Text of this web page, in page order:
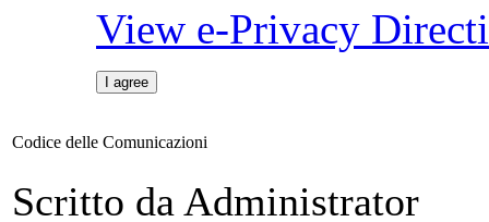
View e-Privacy
I agree
Codice delle Comunicazioni
Scritto da Administrator